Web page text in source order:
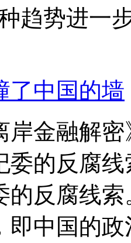
趋势进一
了中国的墙
岸金融解
委的反腐
的反腐线
即中国的